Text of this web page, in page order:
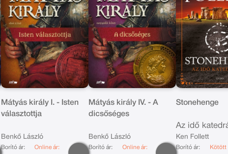
Mátyás király I. - Isten
választottja
Benkő László
Borító ár: Online ár:
Mátyás király IV. - A
dicsőséges
Benkő László
Borító ár: Online ár:
Stonehenge
Az idő
Ken Follett
Borító ár: Kötött